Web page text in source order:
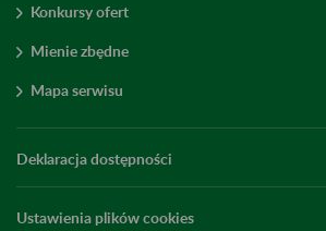
Konkursy ofert
Mienie zbędne
Mapa serwisu
Deklaracja dostępności
Ustawienia plików cookies